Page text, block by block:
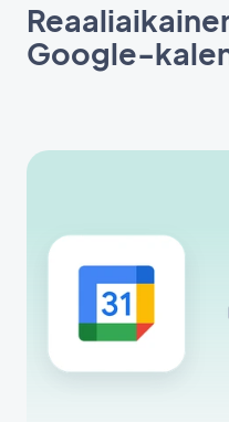
Google-